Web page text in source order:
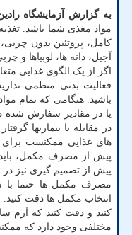
به گزارش آزمایشگاه
مواد مغذی شما باشد.
کامل، پروتئین بدون
آجیل، دانه ها، لوبیاها و
اگر از یک الگوی غذایی
فعالیت بدنی منظمی
باشید. هنگامی که تمام
یا در مقادیر سفارش شده
در مقابله با بیماریها
های غذایی ممکنست برای
پیش از مصرف مکمل،
پیش از تصمیم گیری نیز در
مصرف مکمل ها حتما با
انتخاب مکمل ها دقت
کنید و دقت کنید که آرم
مختلفی وجود دارد که